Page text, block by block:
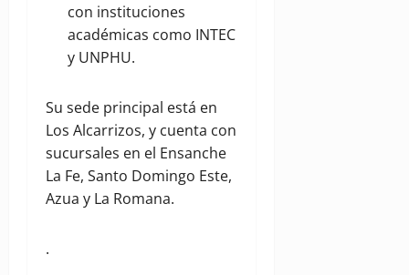
con instituciones
académicas como INTEC
y UNPHU.
Su sede principal está en
Los Alcarrizos, y cuenta con
sucursales en el Ensanche
La Fe, Santo Domingo Este,
Azua y La Romana.
.